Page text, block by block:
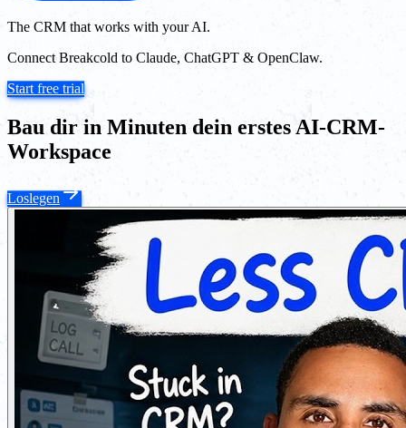
The CRM that works with your AI.
Connect Breakcold to Claude, ChatGPT & OpenClaw.
Start free trial
Bau dir in Minuten dein erstes AI-CRM-
Workspace
Loslegen